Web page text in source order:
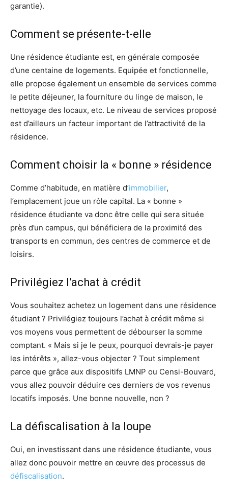
garantie).
Comment se présente-t-elle
Une résidence étudiante est, en générale composée
d’une centaine de logements. Equipée et fonctionnelle,
elle propose également un ensemble de services comme
le petite déjeuner, la fourniture du linge de maison, le
nettoyage des locaux, etc. Le niveau de services proposé
est d’ailleurs un facteur important de l’attractivité de la
résidence.
Comment choisir la « bonne » résidence
Comme d’habitude, en matière d’immobilier,
l’emplacement joue un rôle capital. La « bonne »
résidence étudiante va donc être celle qui sera située
près d’un campus, qui bénéficiera de la proximité des
transports en commun, des centres de commerce et de
loisirs.
Privilégiez l’achat à crédit
Vous souhaitez achetez un logement dans une résidence
étudiant ? Privilégiez toujours l’achat à crédit même si
vos moyens vous permettent de débourser la somme
comptant. « Mais si je le peux, pourquoi devrais-je payer
les intérêts », allez-vous objecter ? Tout simplement
parce que grâce aux dispositifs LMNP ou Censi-Bouvard,
vous allez pouvoir déduire ces derniers de vos revenus
locatifs imposés. Une bonne nouvelle, non ?
La défiscalisation à la loupe
Oui, en investissant dans une résidence étudiante, vous
allez donc pouvoir mettre en œuvre des processus de
défiscalisation.